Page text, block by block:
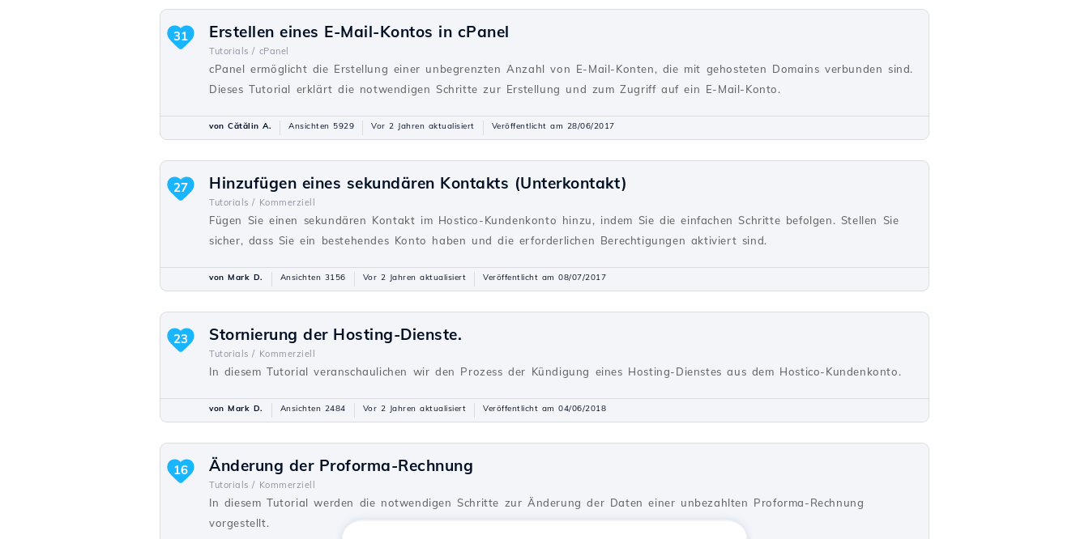
Erstellen eines E-Mail-Kontos in cPanel
Tutorials / cPanel
cPanel ermöglicht die Erstellung einer unbegrenzten Anzahl von E-Mail-Konten, die mit gehosteten Domains verbunden sind.
Dieses Tutorial erklärt die notwendigen Schritte zur Erstellung und zum Zugriff auf ein E-Mail-Konto.
31
von Cătălin A. Ansichten 5929 Vor 2 Jahren aktualisiert Veröffentlicht am 28/06/2017
Hinzufügen eines sekundären Kontakts (Unterkontakt)
Tutorials / Kommerziell
Fügen Sie einen sekundären Kontakt im Hostico-Kundenkonto hinzu, indem Sie die einfachen Schritte befolgen. Stellen Sie
sicher, dass Sie ein bestehendes Konto haben und die erforderlichen Berechtigungen aktiviert sind.
27
von Mark D. Ansichten 3156 Vor 2 Jahren aktualisiert Veröffentlicht am 08/07/2017
Stornierung der Hosting-Dienste.
Tutorials / Kommerziell
In diesem Tutorial veranschaulichen wir den Prozess der Kündigung eines Hosting-Dienstes aus dem Hostico-Kundenkonto.
23
von Mark D. Ansichten 2484 Vor 2 Jahren aktualisiert Veröffentlicht am 04/06/2018
Änderung der Proforma-Rechnung
Tutorials / Kommerziell
In diesem Tutorial werden die notwendigen Schritte zur Änderung der Daten einer unbezahlten Proforma-Rechnung
vorgestellt.
16